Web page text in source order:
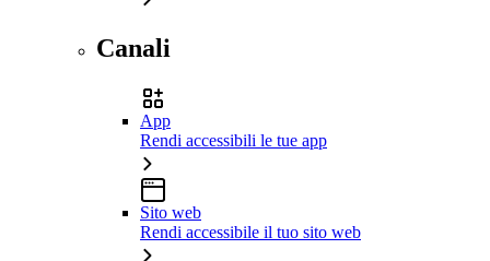
Canali
App
Rendi accessibili le tue app
Sito web
Rendi accessibile il tuo sito web